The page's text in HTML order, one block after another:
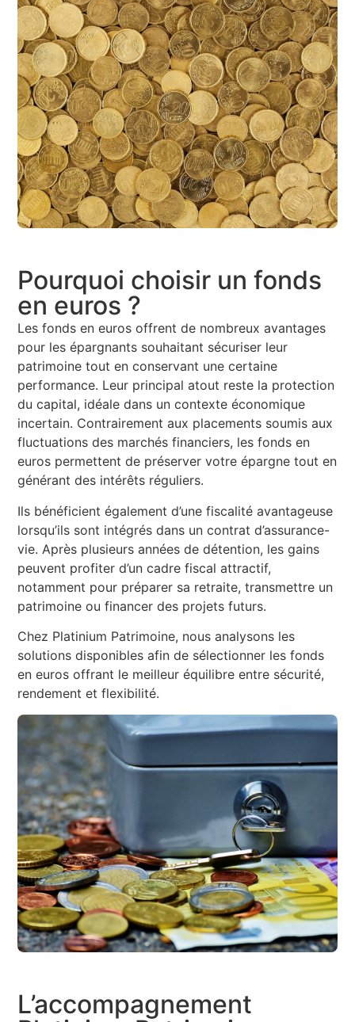
Pourquoi choisir un fonds
en euros ?
Les fonds en euros offrent de nombreux avantages
pour les épargnants souhaitant sécuriser leur
patrimoine tout en conservant une certaine
performance. Leur principal atout reste la protection
du capital, idéale dans un contexte économique
incertain. Contrairement aux placements soumis aux
fluctuations des marchés financiers, les fonds en
euros permettent de préserver votre épargne tout en
générant des intérêts réguliers.
Ils bénéficient également d’une fiscalité avantageuse
lorsqu’ils sont intégrés dans un contrat d’assurance-
vie. Après plusieurs années de détention, les gains
peuvent profiter d’un cadre fiscal attractif,
notamment pour préparer sa retraite, transmettre un
patrimoine ou financer des projets futurs.
Chez Platinium Patrimoine, nous analysons les
solutions disponibles afin de sélectionner les fonds
en euros offrant le meilleur équilibre entre sécurité,
rendement et flexibilité.
L’accompagnement